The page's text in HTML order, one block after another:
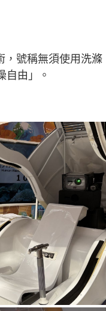
，號稱無須使用洗滌
自由」。